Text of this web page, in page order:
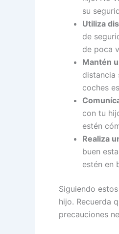
su
Utiliza
de
de poca
Mantén
distancia
coches
con tu
estén
Realiza
buen
estén en
Siguiendo
hijo. Recuerda
precauciones